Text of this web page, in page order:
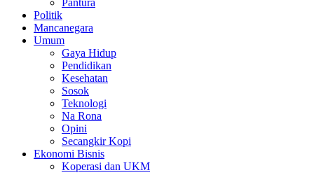
Politik
Mancanegara
Umum
Gaya Hidup
Pendidikan
Kesehatan
Sosok
Teknologi
Na Rona
Opini
Secangkir Kopi
Ekonomi Bisnis
Koperasi dan UKM